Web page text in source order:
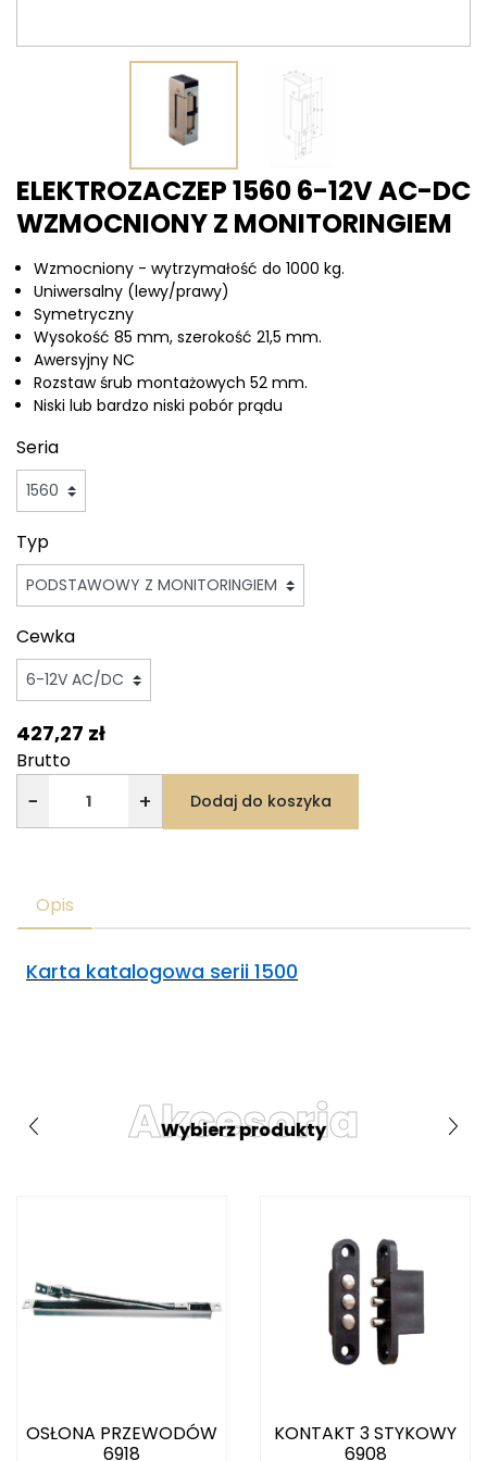
ELEKTROZACZEP 1560 6-12V AC-DC
WZMOCNIONY Z MONITORINGIEM
Wzmocniony - wytrzymałość do 1000 kg.
Uniwersalny (lewy/prawy)
Symetryczny
Wysokość 85 mm, szerokość 21,5 mm.
Awersyjny NC
Rozstaw śrub montażowych 52 mm.
Niski lub bardzo niski pobór prądu
Seria
Typ
Cewka
427,27 zł
Brutto
− + Dodaj do koszyka
Opis
Karta katalogowa serii 1500
Akcesoria
Wybierz produkty
OSŁONA PRZEWODÓW
6918
KONTAKT 3 STYKOWY
6908